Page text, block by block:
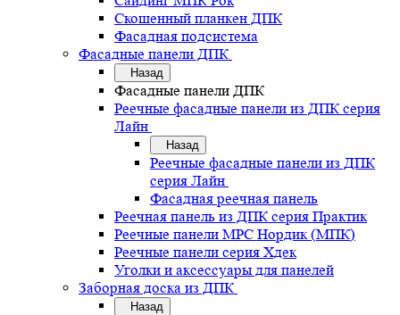
Скошенный планкен ДПК
Фасадная подсистема
Фасадные панели ДПК
Назад
Фасадные панели ДПК
Реечные фасадные панели из ДПК серия
Лайн
Назад
Реечные фасадные панели из ДПК
серия Лайн
Фасадная реечная панель
Реечная панель из ДПК серия Практик
Реечные панели MPC Нордик (МПК)
Реечные панели серия Хдек
Уголки и аксессуары для панелей
Заборная доска из ДПК
Назад